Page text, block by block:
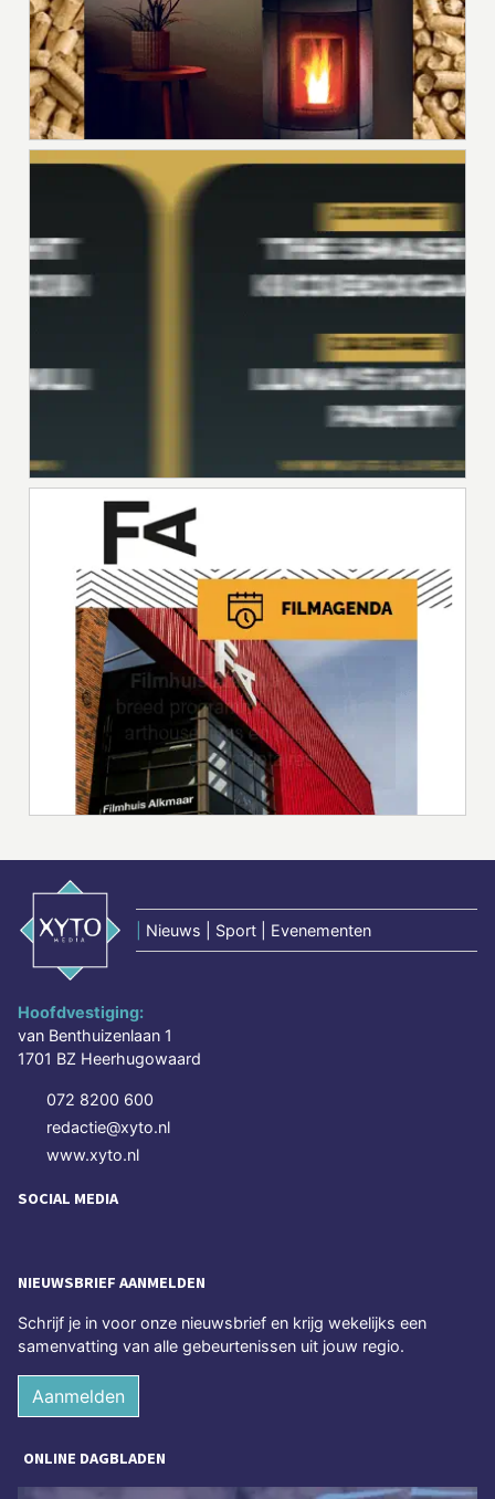
Nieuws | Sport | Evenementen
Hoofdvestiging:
van Benthuizenlaan 1
1701 BZ Heerhugowaard
072 8200 600
redactie@xyto.nl
www.xyto.nl
SOCIAL MEDIA
NIEUWSBRIEF AANMELDEN
Schrijf je in voor onze nieuwsbrief en krijg wekelijks een
samenvatting van alle gebeurtenissen uit jouw regio.
Aanmelden
ONLINE DAGBLADEN